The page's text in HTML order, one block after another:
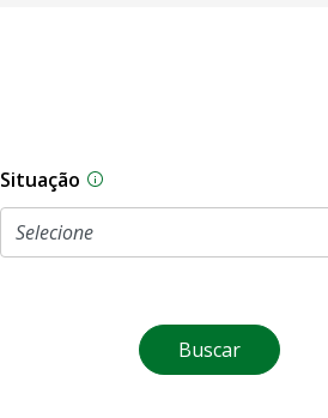
Situação Na CLDF, as
Buscar